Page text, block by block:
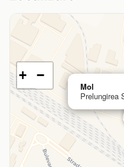
Mol
Prelungirea
+ −